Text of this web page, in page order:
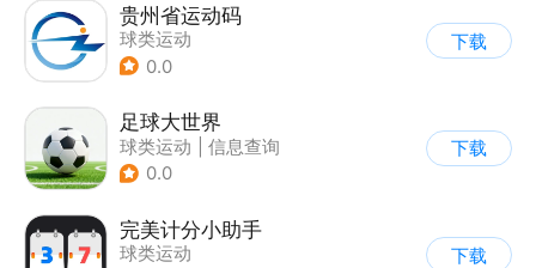
贵州省运动码
球类运动
0.0
下载
足球大世界
球类运动
信息查询
0.0
下载
完美计分小助手
球类运动
下载